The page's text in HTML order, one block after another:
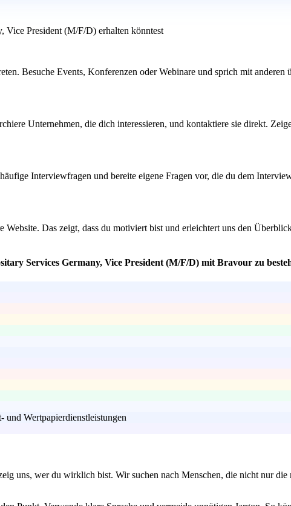
Vice President (M/F/D) erhalten könntest
Besuche Events, Konferenzen oder Webinare und sprich mit
Unternehmen, die dich interessieren, und kontaktiere sie direkt.
Interviewfragen und bereite eigene Fragen vor, die du dem
Das zeigt, dass du motiviert bist und erleichtert uns den
Services Germany, Vice President (M/F/D) mit Bravour zu
Wertpapierdienstleistungen
uns, wer du wirklich bist. Wir suchen nach Menschen, die nicht nur